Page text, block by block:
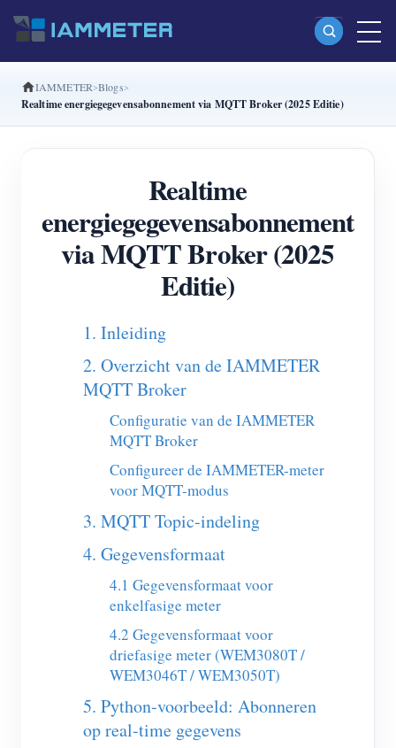
Producten
Driefasige Wi-Fi-energiemeter (WEM3080T)
Driefasige Wi-Fi-energiemeter (WEM3046T)
Driefasige Wi-Fi-energiemeter (WEM3050T)
WiFi-vermogenscontroller
IAMMETER Cloud Pro
Self-hostingservice
EV-lader
IAMMETER-simulator
Virtuele meter
Energievoorspellings- en simulatiesysteem
Energiemonitor voor zonne-PV-systemen
Monitor voor elektriciteitsverbruik
PV-verwarmingsregelsysteem
Domotica
Energiemonitoring voor fabrieken
Winkel
Bronnen
Product snelstart
Documentatie
Tutorialvideo
Community
Contributor Center
Oplossingen
Contact
IAMMETER Blogs
Realtime energiegegevensabonnement via MQTT Broker (2025 Editie)
Realtime
energiegegevensabonnement
via MQTT Broker (2025
Editie)
1. Inleiding
2. Overzicht van de IAMMETER
MQTT Broker
Configuratie van de IAMMETER
MQTT Broker
Configureer de IAMMETER-meter
voor MQTT-modus
3. MQTT Topic-indeling
4. Gegevensformaat
4.1 Gegevensformaat voor
enkelfasige meter
4.2 Gegevensformaat voor
driefasige meter (WEM3080T /
WEM3046T / WEM3050T)
5. Python-voorbeeld: Abonneren
op real-time gegevens